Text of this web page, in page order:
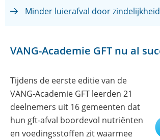
Minder luierafval door
VANG-Academie GFT nu al
Tijdens de eerste editie van de
VANG-Academie GFT leerden 21
deelnemers uit 16 gemeenten dat
hun gft-afval boordevol nutriënten
en voedingsstoffen zit waarmee